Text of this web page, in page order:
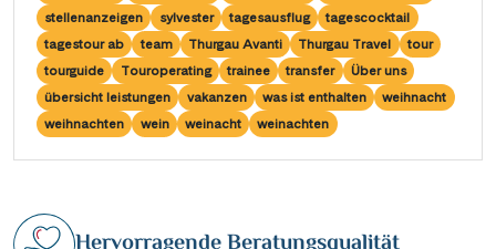
stellenanzeigen
sylvester tagesausflug
tagescocktail
tagestour ab
team Thurgau Avanti Thurgau Travel
tour
tourguide
Touroperating trainee transfer
Über uns
übersicht leistungen
vakanzen was ist enthalten
weihnacht
weihnachten
wein weinacht weinachten
Schloss Heidelberg(6)
Schloss Sanssouci (11)
Schloss Schönbrunn(5)
Schlögener Schlinge(8)
Stift Melk
Saarburg(1)
Stralsund(6)
Strasbourg(1)
Valence